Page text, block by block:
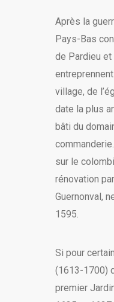
Après la
Pays-Bas
de Pardieu
village, de
date la plus
bâti du
sur le
rénovation
Guernonval,
1595.
Si pour
(1613-1700)
premier